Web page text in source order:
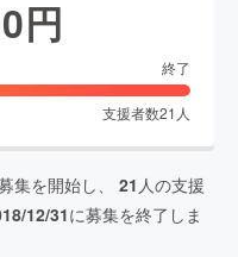
円
終了
支援者数21 人
集を開始し、 21 人の支援
12/31に募集を終了しま